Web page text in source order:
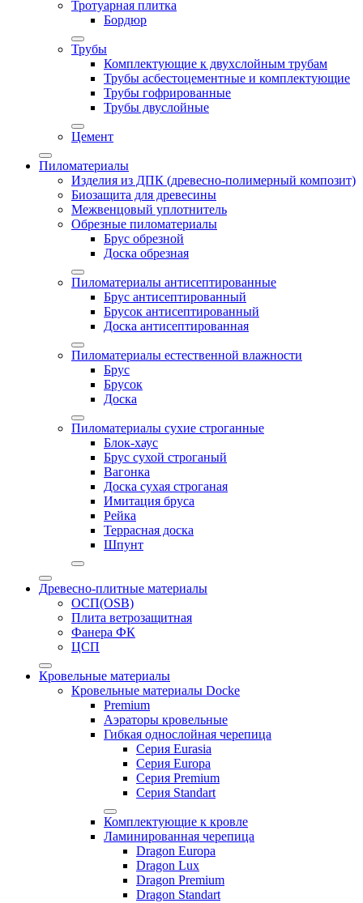
Тротуарная плитка
Бордюр
Трубы
Комплектующие к двухслойным трубам
Трубы асбестоцементные и комплектующие
Трубы гофрированные
Трубы двуслойные
Цемент
Пиломатериалы
Изделия из ДПК (древесно-полимерный композит)
Биозащита для древесины
Межвенцовый уплотнитель
Обрезные пиломатериалы
Брус обрезной
Доска обрезная
Пиломатериалы антисептированные
Брус антисептированный
Брусок антисептированный
Доска антисептированная
Пиломатериалы естественной влажности
Брус
Брусок
Доска
Пиломатериалы сухие строганные
Блок-хаус
Брус сухой строганый
Вагонка
Доска сухая строганая
Имитация бруса
Рейка
Террасная доска
Шпунт
Древесно-плитные материалы
ОСП(OSB)
Плита ветрозащитная
Фанера ФК
ЦСП
Кровельные материалы
Кровельные материалы Docke
Premium
Аэраторы кровельные
Гибкая однослойная черепица
Серия Eurasia
Серия Europa
Серия Premium
Серия Standart
Комплектующие к кровле
Ламинированная черепица
Dragon Europa
Dragon Lux
Dragon Premium
Dragon Standart